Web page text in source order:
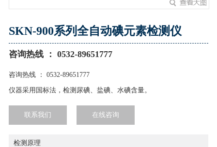
SKN-900系列全自动碘元素检测仪
咨询热线 ： 0532-89651777
咨询热线 ： 0532-89651777
仪器采用国标法，检测尿碘、盐碘、水碘含量。
联系我们 在线咨询
检测原理